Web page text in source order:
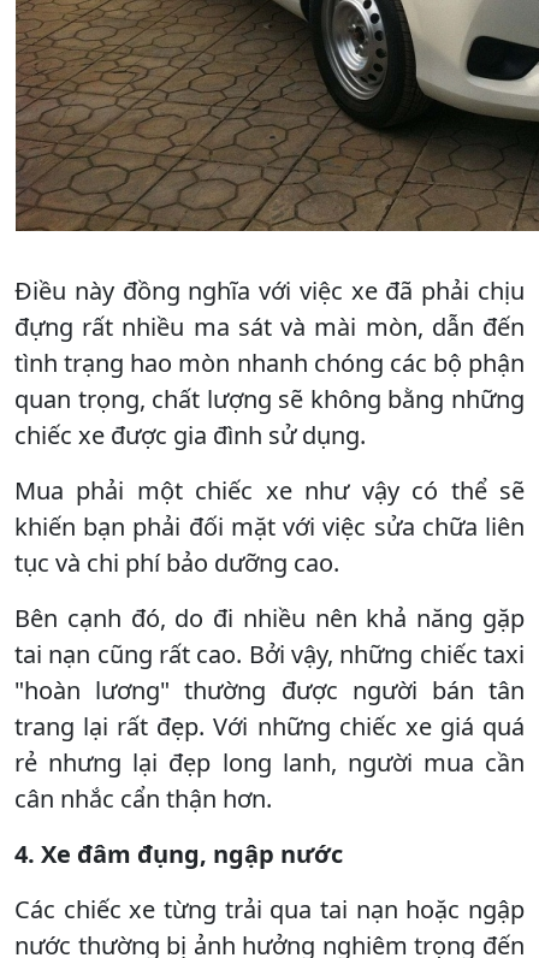
Điều này đồng nghĩa với việc xe đã phải chịu
đựng rất nhiều ma sát và mài mòn, dẫn đến
tình trạng hao mòn nhanh chóng các bộ phận
quan trọng, chất lượng sẽ không bằng những
chiếc xe được gia đình sử dụng.
Mua phải một chiếc xe như vậy có thể sẽ
khiến bạn phải đối mặt với việc sửa chữa liên
tục và chi phí bảo dưỡng cao.
Bên cạnh đó, do đi nhiều nên khả năng gặp
tai nạn cũng rất cao. Bởi vậy, những chiếc taxi
"hoàn lương" thường được người bán tân
trang lại rất đẹp. Với những chiếc xe giá quá
rẻ nhưng lại đẹp long lanh, người mua cần
cân nhắc cẩn thận hơn.
4. Xe đâm đụng, ngập nước
Các chiếc xe từng trải qua tai nạn hoặc ngập
nước thường bị ảnh hưởng nghiêm trọng đến